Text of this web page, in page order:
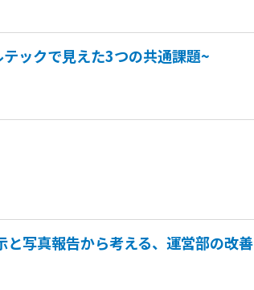
ックで見えた3つの共通課題~
写真報告から考える、運営部の改善